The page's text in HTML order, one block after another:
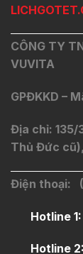
CÔNG TY
VUVITA
GPĐKKD –
Địa chỉ: 135/
Thủ Đức
Điện thoại:
Hotline 1:
Hotline 2: